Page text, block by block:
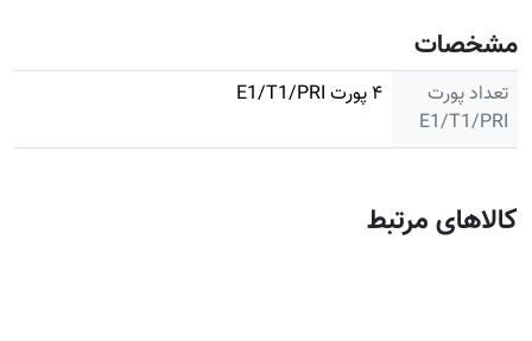
مشخصات
تعداد پورت
E1/T1/PRI
۴ پورت E1/T1/PRI
کالاهای مرتبط